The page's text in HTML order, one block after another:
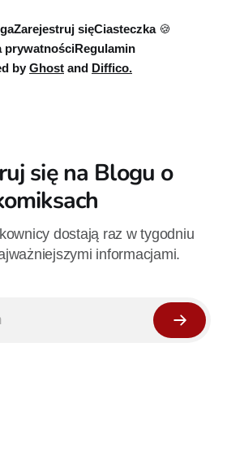
Zarejestruj sięCiasteczka 🍪
prywatnościRegulamin
by Ghost and Diffico.
się na Blogu o
dostają raz w tygodniu
informacjami.